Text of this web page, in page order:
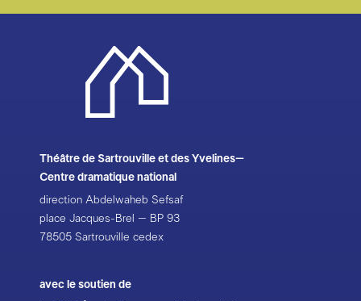
Théâtre de Sartrouville et des Yvelines–
Centre dramatique national
direction Abdelwaheb Sefsaf
place Jacques-Brel – BP 93
78505 Sartrouville cedex
avec le soutien de